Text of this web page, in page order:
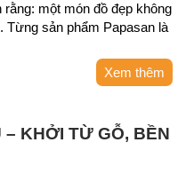
một món đồ đẹp không
Từng sản phẩm Papasan là
Xem thêm
KHỞI TỪ GỖ, BỀN